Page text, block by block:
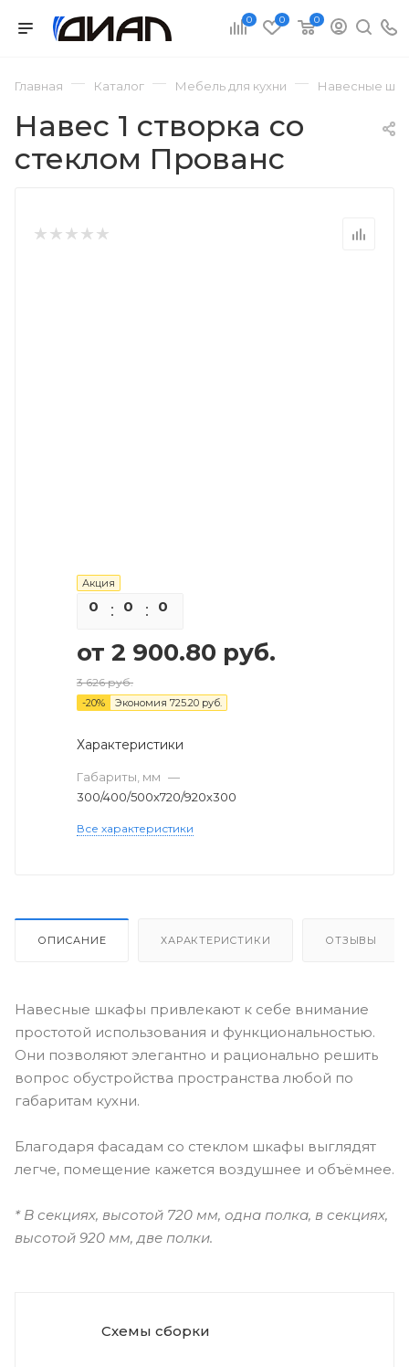
0 0 0
Главная — Каталог — Мебель для кухни — Навесные
Навес 1 створка со
стеклом Прованс
Акция
0 0 0
от 2 900.80 руб.
3 626 руб.
-20% Экономия 725.20 руб.
Характеристики
Габариты, мм —
300/400/500х720/920х300
Все характеристики
ОПИСАНИЕ ХАРАКТЕРИСТИКИ ОТЗЫВЫ
Навесные шкафы привлекают к себе внимание
простотой использования и функциональностью.
Они позволяют элегантно и рационально решить
вопрос обустройства пространства любой по
габаритам кухни.
Благодаря фасадам со стеклом шкафы выглядят
легче, помещение кажется воздушнее и объёмнее.
* В секциях, высотой 720 мм, одна полка, в секциях,
высотой 920 мм, две полки.
Схемы сборки